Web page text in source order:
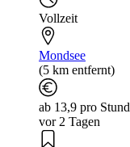
Vollzeit
Mondsee
(5 km entfernt)
ab 13,9 pro
vor 2 Tagen